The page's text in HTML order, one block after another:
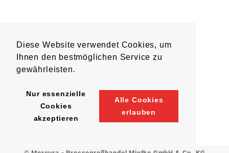
Diese Website verwendet Cookies, um
Ihnen den bestmöglichen Service zu
gewährleisten.
Nur essenzielle
Cookies
akzeptieren
Alle Cookies
erlauben